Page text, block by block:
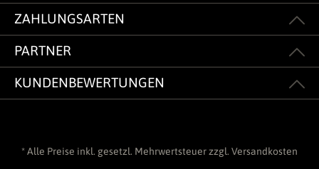
ZAHLUNGSARTEN
PARTNER
KUNDENBEWERTUNGEN
* Alle Preise inkl. gesetzl. Mehrwertsteuer zzgl. Versandkosten